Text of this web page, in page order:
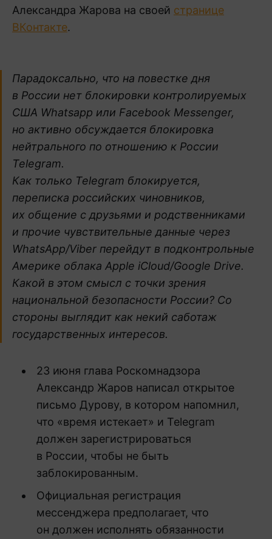
Александра Жарова на своей странице
ВКонтакте.
Парадоксально, что на повестке дня
в России нет блокировки контролируемых
США Whatsapp или Facebook Messenger,
но активно обсуждается блокировка
нейтрального по отношению к России
Telegram.
Как только Telegram блокируется,
переписка российских чиновников,
их общение с друзьями и родственниками
и прочие чувствительные данные через
WhatsApp/Viber перейдут в подконтрольные
Америке облака Apple iCloud/Google Drive.
Какой в этом смысл с точки зрения
национальной безопасности России? Со
стороны выглядит как некий саботаж
государственных интересов.
23 июня глава Роскомнадзора
Александр Жаров написал открытое
письмо Дурову, в котором напомнил,
что «время истекает» и Telegram
должен зарегистрироваться
в России, чтобы не быть
заблокированным.
Официальная регистрация
мессенджера предполагает, что
он должен исполнять обязанности